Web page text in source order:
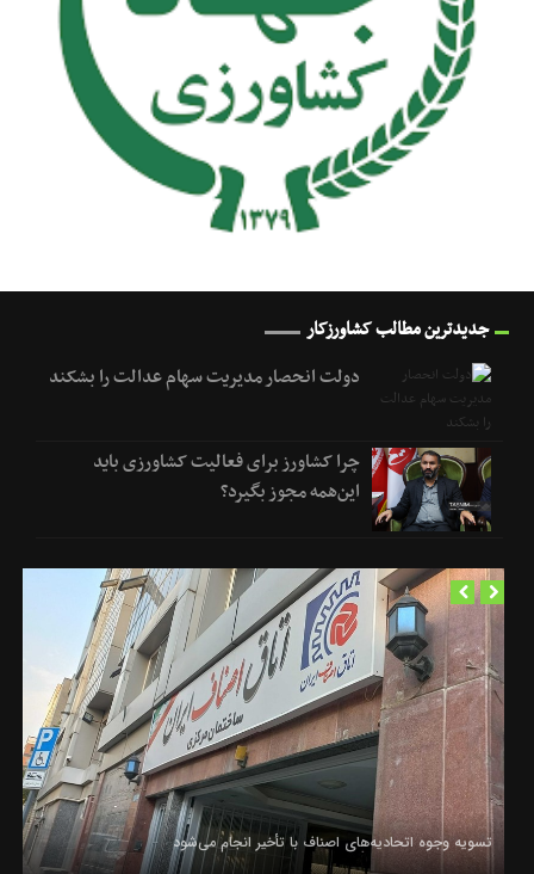
جدیدترین مطالب کشاورزکار
دولت انحصار مدیریت سهام عدالت را بشکند
چرا کشاورز برای فعالیت کشاورزی باید
این‌همه مجوز بگیرد؟
تسویه وجوه اتحادیه‌های اصناف با تأخیر انجام می‌شود